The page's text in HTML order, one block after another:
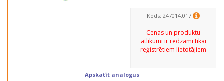
Kods: 247014.017
Cenas un produktu
atlikumi ir redzami tikai
reģistrētiem lietotājiem
Apskatīt analogus